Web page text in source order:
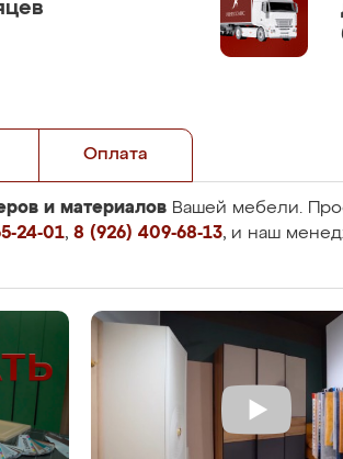
Оплата
и материалов Вашей мебели.
24-01, 8 (926) 409-68-13, и наш